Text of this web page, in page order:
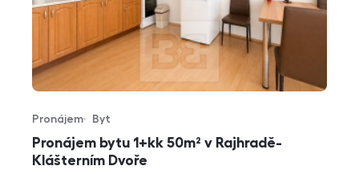
Pronájem bytu 1+kk 50m² v Rajhradě-
Klášterním Dvoře
Typ nabídky
Pronájem
Typ nemovitosti
Byt